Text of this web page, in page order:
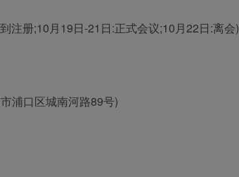
注册;10月19日-21日:正式会议;10月22日:离会)
浦口区城南河路89号)